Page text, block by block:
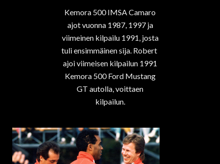
Kemora 500 IMSA Camaro
ajot vuonna 1987, 1997 ja
viimeinen kilpailu 1991, josta
tuli ensimmäinen sija. Robert
ajoi viimeisen kilpailun 1991
Kemora 500 Ford Mustang
GT autolla, voittaen
kilpailun.